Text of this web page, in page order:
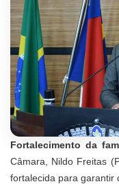
Fortalecimento da
Câmara, Nildo Freitas
fortalecida para garantir